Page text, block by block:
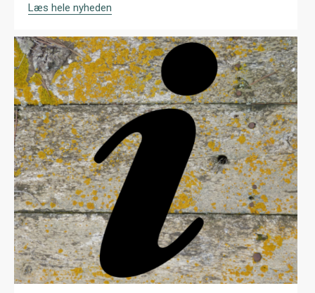
Læs hele nyheden